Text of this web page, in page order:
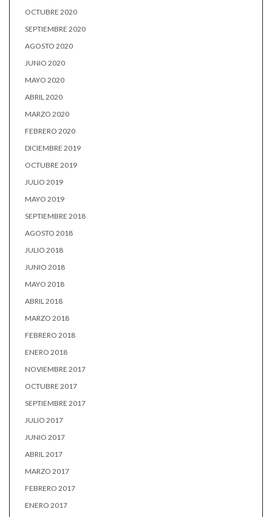
OCTUBRE 2020
SEPTIEMBRE 2020
AGOSTO 2020
JUNIO 2020
MAYO 2020
ABRIL 2020
MARZO 2020
FEBRERO 2020
DICIEMBRE 2019
OCTUBRE 2019
JULIO 2019
MAYO 2019
SEPTIEMBRE 2018
AGOSTO 2018
JULIO 2018
JUNIO 2018
MAYO 2018
ABRIL 2018
MARZO 2018
FEBRERO 2018
ENERO 2018
NOVIEMBRE 2017
OCTUBRE 2017
SEPTIEMBRE 2017
JULIO 2017
JUNIO 2017
ABRIL 2017
MARZO 2017
FEBRERO 2017
ENERO 2017